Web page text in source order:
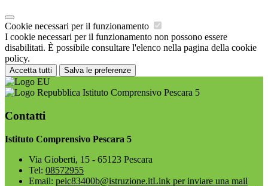
Cookie necessari per il funzionamento
I cookie necessari per il funzionamento non possono essere
disabilitati. È possibile consultare l'elenco nella pagina della cookie
policy.
Accetta tutti Salva le preferenze
Istituto Comprensivo Pescara 5
Contatti
Istituto Comprensivo Pescara 5
Via Gioberti, 15 - 65123 Pescara
Tel: 08572955
Email: peic83400b@istruzione.itLink per inviare una mail